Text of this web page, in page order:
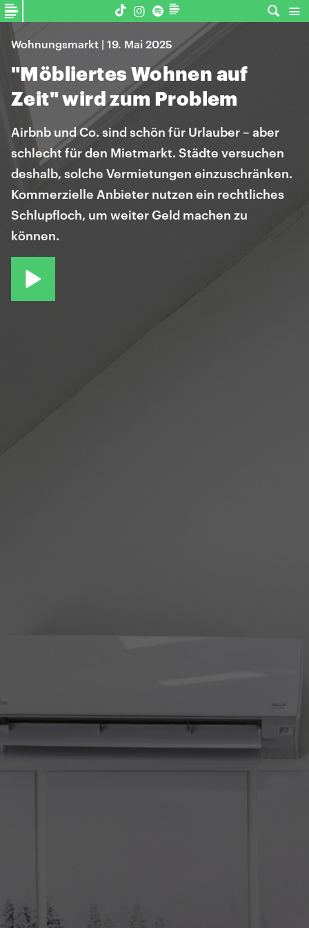
Wohnungsmarkt | 19. Mai 2025
"Möbliertes Wohnen auf
Zeit" wird zum Problem
Airbnb und Co. sind schön für Urlauber – aber
schlecht für den Mietmarkt. Städte versuchen
deshalb, solche Vermietungen einzuschränken.
Kommerzielle Anbieter nutzen ein rechtliches
Schlupfloch, um weiter Geld machen zu
können.